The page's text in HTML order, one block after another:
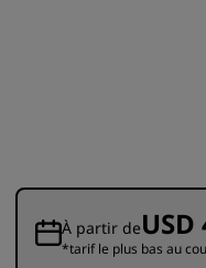
À partir deUSD
*tarif le plus bas au